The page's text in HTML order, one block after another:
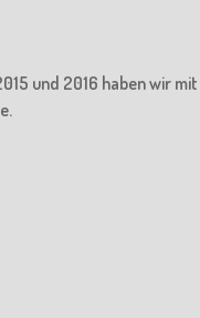
und 2016 haben wir